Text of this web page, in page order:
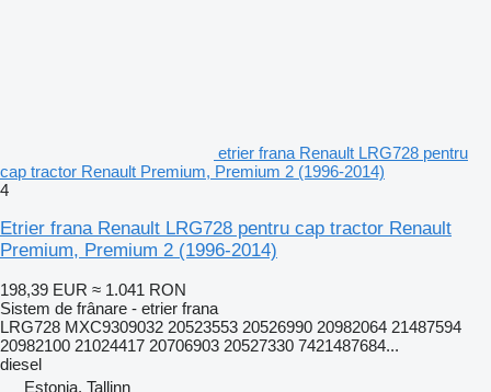
etrier frana Renault LRG728 pentru
cap tractor Renault Premium, Premium 2 (1996-2014)
4
Etrier frana Renault LRG728 pentru cap tractor Renault
Premium, Premium 2 (1996-2014)
198,39 EUR ≈ 1.041 RON
Sistem de frânare - etrier frana
LRG728 MXC9309032 20523553 20526990 20982064 21487594
20982100 21024417 20706903 20527330 7421487684...
diesel
Estonia, Tallinn